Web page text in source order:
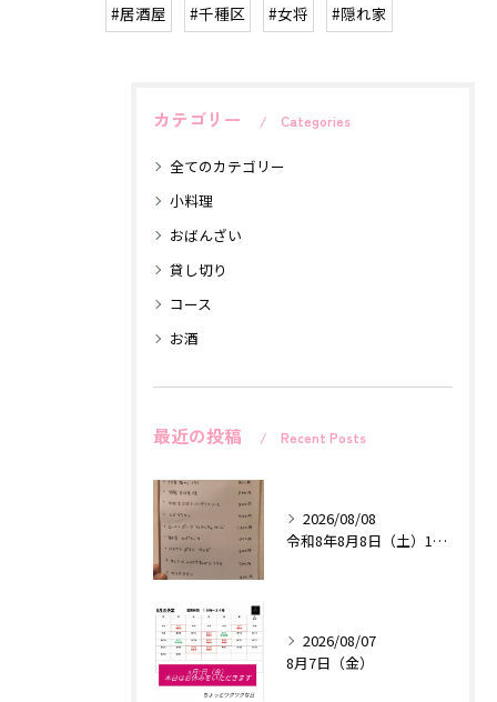
#居酒屋 #千種区 #女将 #隠れ家
カテゴリー Categories
全てのカテゴリー
小料理
おばんざい
貸し切り
コース
お酒
最近の投稿 Recent Posts
2026/08/08
令和8年8月8日（土）18時〜24時
2026/08/07
8月7日（金）